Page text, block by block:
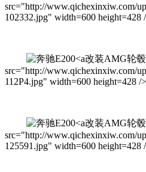
src="http://www.qichexinxiw.com/
102332.jpg" width=600 height=428
改装AMG轮
src="http://www.qichexinxiw.com/
112P4.jpg" width=600 height=428 />
改装AMG轮
src="http://www.qichexinxiw.com/
125591.jpg" width=600 height=428